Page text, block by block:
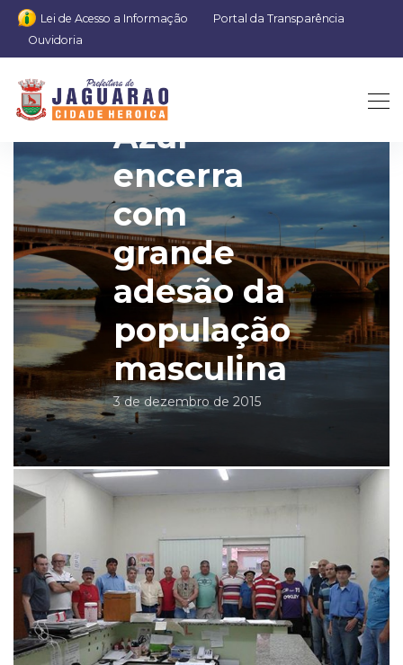
Lei de Acesso a Informação
Portal da Transparência
Ouvidoria
Novembro
Azul
encerra
com
grande
adesão da
população
masculina
3 de dezembro de 2015